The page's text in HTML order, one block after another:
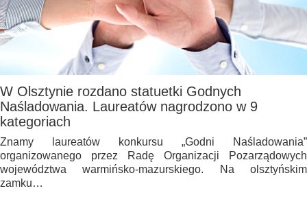
W Olsztynie rozdano statuetki Godnych
Naśladowania. Laureatów nagrodzono w 9
kategoriach
Znamy laureatów konkursu „Godni Naśladowania”
organizowanego przez Radę Organizacji Pozarządowych
województwa warmińsko-mazurskiego. Na olsztyńskim
zamku…